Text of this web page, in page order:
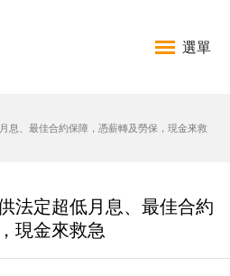
選單
息、最佳合約保障，憑薪轉及勞保，現金來救
法定超低月息、最佳合約
現金來救急